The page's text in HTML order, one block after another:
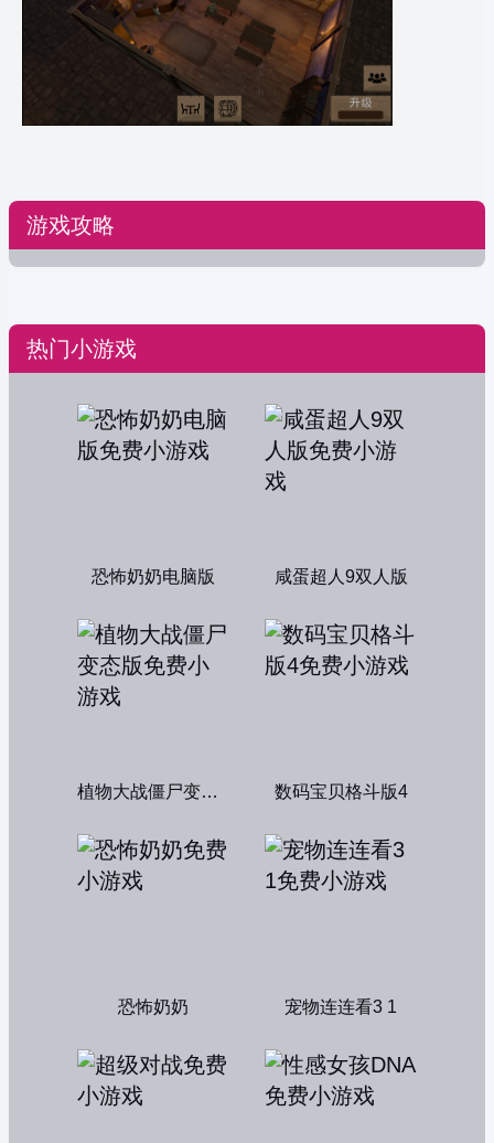
游戏攻略
热门小游戏
恐怖奶奶电脑版 咸蛋超人9双人版
植物大战僵尸变态版 数码宝贝格斗版4
恐怖奶奶 宠物连连看3 1